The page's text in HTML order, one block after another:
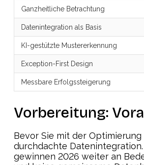
Ganzheitliche Betrachtung
Datenintegration als Basis
KI-gestützte Mustererkennung
Exception-First Design
Messbare Erfolgssteigerung
Vorbereitung:
Bevor Sie mit der
durchdachte Datenintegration.
gewinnen 2026 weiter an